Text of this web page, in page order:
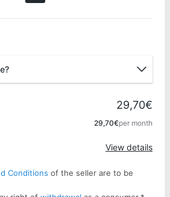
29,70€
29,70€per month
View details
Conditions of the seller are to be